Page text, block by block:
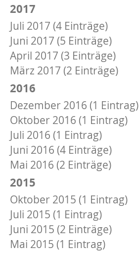
2017
Juli 2017 (4 Einträge)
Juni 2017 (5 Einträge)
April 2017 (3 Einträge)
März 2017 (2 Einträge)
2016
Dezember 2016 (1 Eintrag)
Oktober 2016 (1 Eintrag)
Juli 2016 (1 Eintrag)
Juni 2016 (4 Einträge)
Mai 2016 (2 Einträge)
2015
Oktober 2015 (1 Eintrag)
Juli 2015 (1 Eintrag)
Juni 2015 (2 Einträge)
Mai 2015 (1 Eintrag)